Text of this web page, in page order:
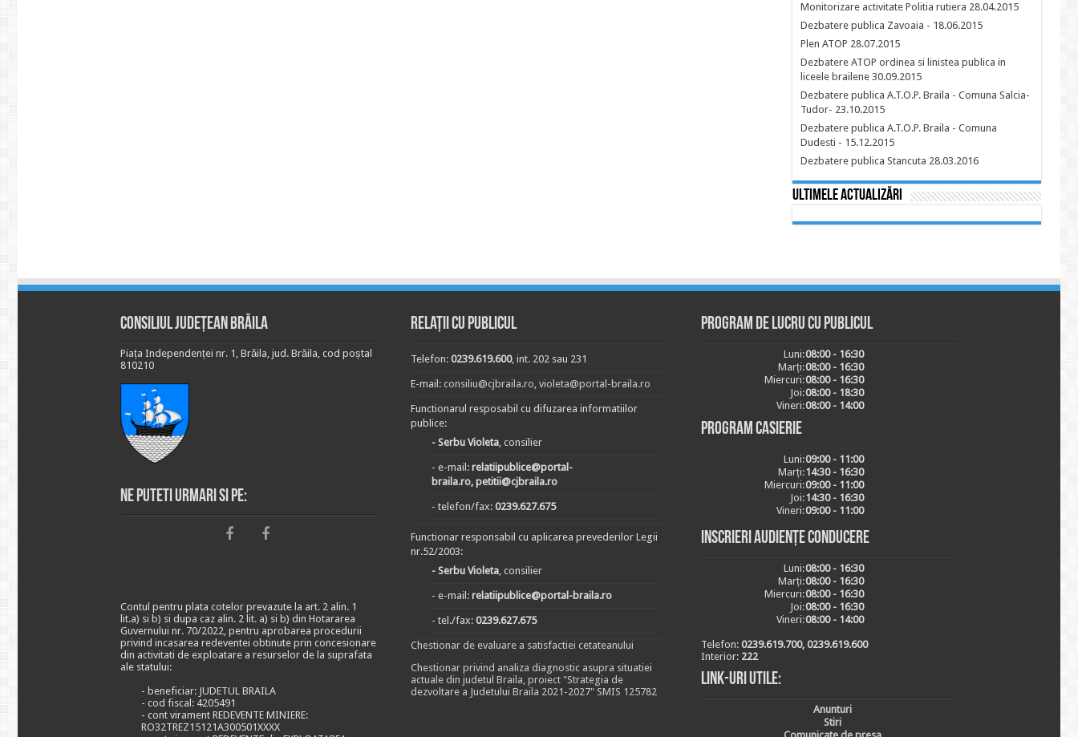
Monitorizare activitate Politia rutiera 28.04.2015
Dezbatere publica Zavoaia - 18.06.2015
Plen ATOP 28.07.2015
Dezbatere ATOP ordinea si linistea publica in
liceele brailene 30.09.2015
Dezbatere publica A.T.O.P. Braila - Comuna Salcia-
Tudor- 23.10.2015
Dezbatere publica A.T.O.P. Braila - Comuna
Dudesti - 15.12.2015
Dezbatere publica Stancuta 28.03.2016
Ultimele actualizări
Consiliul Județean Brăila
Piața Independenței nr. 1, Brăila, jud. Brăila, cod poștal
810210
Ne puteti urmari si pe:
Contul pentru plata cotelor prevazute la art. 2 alin. 1
lit.a) si b) si dupa caz alin. 2 lit. a) si b) din Hotararea
Guvernului nr. 70/2022, pentru aprobarea procedurii
privind incasarea redeventei obtinute prin concesionare
din activitati de exploatare a resurselor de la suprafata
ale statului:
- beneficiar: JUDETUL BRAILA
- cod fiscal: 4205491
- cont virament REDEVENTE MINIERE:
RO32TREZ15121A300501XXXX
Relații cu publicul
Telefon: 0239.619.600, int. 202 sau 231
E-mail: consiliu@cjbraila.ro, violeta@portal-braila.ro
Functionarul resposabil cu difuzarea informatiilor
publice:
- Serbu Violeta, consilier
- e-mail: relatiipublice@portal-
braila.ro, petitii@cjbraila.ro
- telefon/fax: 0239.627.675
Functionar responsabil cu aplicarea prevederilor Legii
nr.52/2003:
- Serbu Violeta, consilier
- e-mail: relatiipublice@portal-braila.ro
- tel./fax: 0239.627.675
Chestionar de evaluare a satisfactiei cetateanului
Chestionar privind analiza diagnostic asupra situatiei
actuale din judetul Braila, proiect "Strategia de
dezvoltare a Judetului Braila 2021-2027" SMIS 125782
Program de lucru cu publicul
Luni:08:00 - 16:30
Marți:08:00 - 16:30
Miercuri:08:00 - 16:30
Joi:08:00 - 18:30
Vineri:08:00 - 14:00
Program casierie
Luni:09:00 - 11:00
Marți:14:30 - 16:30
Miercuri:09:00 - 11:00
Joi:14:30 - 16:30
Vineri:09:00 - 11:00
Inscrieri audiențe conducere
Luni:08:00 - 16:30
Marți:08:00 - 16:30
Miercuri:08:00 - 16:30
Joi:08:00 - 16:30
Vineri:08:00 - 14:00
Telefon: 0239.619.700, 0239.619.600
Interior: 222
Link-uri utile:
Anunturi
Stiri